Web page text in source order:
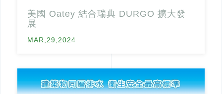
美國 Oatey 結合瑞典 DURGO 擴大發
展
MAR,29,2024